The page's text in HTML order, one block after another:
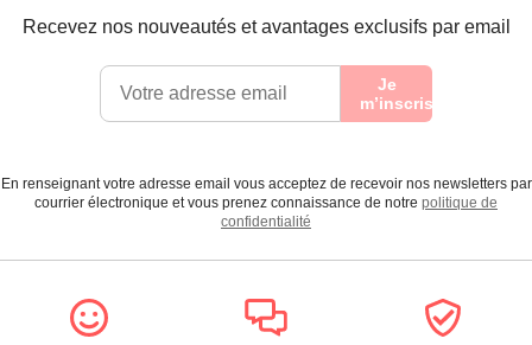
Recevez nos nouveautés et avantages exclusifs par email
Je
m’inscris
En renseignant votre adresse email vous acceptez de recevoir nos newsletters par
courrier électronique et vous prenez connaissance de notre politique de
confidentialité